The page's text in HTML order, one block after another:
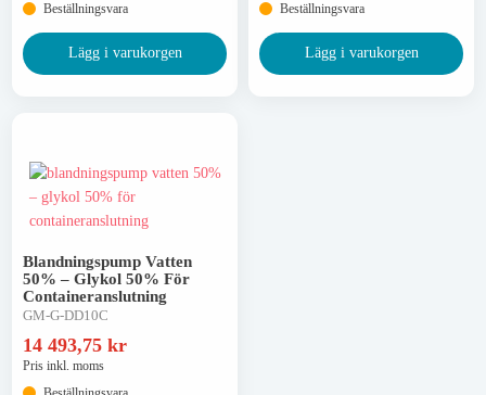
Asfaltskritor
Asfaltsraka & tillbehör
Asfaltstöt
Sidomarkeringsskärmar
Beställningsvara
Lägg i varukorgen
Beställningsvara
Lägg i varukorgen
Blandningspump Vatten
50% – Glykol 50% För
Containeranslutning
GM-G-DD10C
14 493,75 kr
Pris inkl. moms